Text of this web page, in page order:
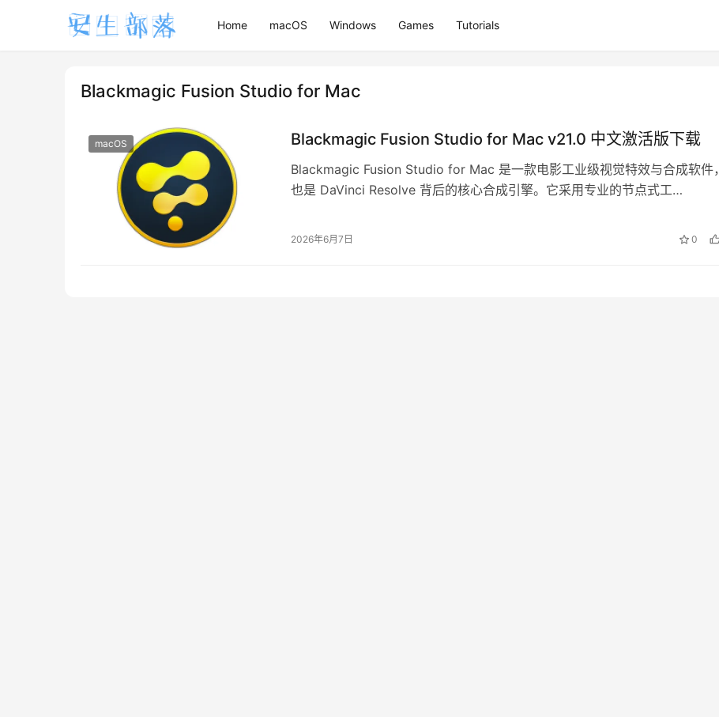
Home macOS Windows Games Tutorials
Blackmagic Fusion Studio for Mac
macOS Blackmagic Fusion Studio for Mac v21.0 中文激活版下载
Blackmagic Fusion Studio for Mac 是一款电影工业级视觉特效与合成软件，
也是 DaVinci Resolve 背后的核心合成引擎。它采用专业的节点式工…
2026年6月7日 0